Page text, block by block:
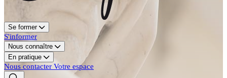
Se former
S'informer
Nous connaître
En pratique
Nous contacter Votre espace